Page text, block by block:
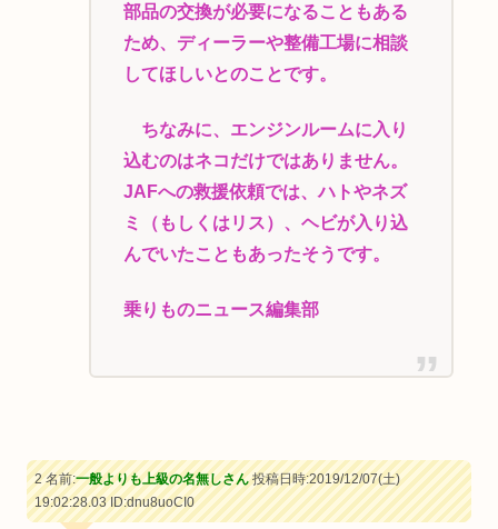
部品の交換が必要になることもある
ため、ディーラーや整備工場に相談
してほしいとのことです。
ちなみに、エンジンルームに入り
込むのはネコだけではありません。
JAFへの救援依頼では、ハトやネズ
ミ（もしくはリス）、ヘビが入り込
んでいたこともあったそうです。
乗りものニュース編集部
2 名前:一般よりも上級の名無しさん投稿日時:2019/12/07(土)
19:02:28.03ID:dnu8uoCI0